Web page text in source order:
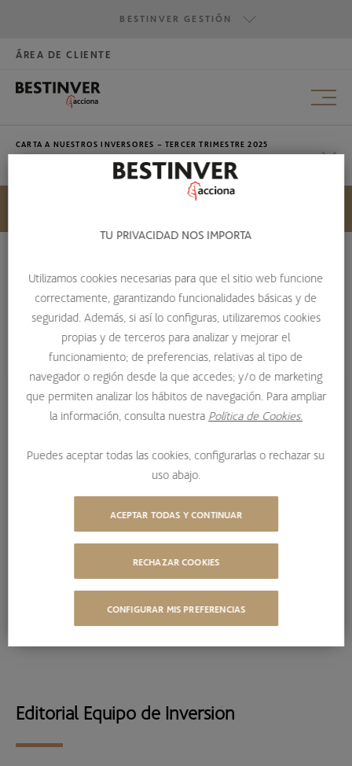
BESTINVER GESTIÓN
ÁREA DE CLIENTE
CARTA A NUESTROS INVERSORES – TERCER TRIMESTRE 2025
SEP·2025
CARTA A NUESTROS INVERSORES –
TERCER TRIMESTRE 2025
ESCUELA DE INVERSIÓN
Tercer trimestre 2025
Ya está disponible la Carta Trimestral donde nuestros
gestores explican con detalle la evolución de los
mercados a lo largo del tercer trimestre de 2025.
Editorial Equipo de Inversión
TU PRIVACIDAD NOS IMPORTA
Utilizamos cookies necesarias para que el sitio web funcione
correctamente, garantizando funcionalidades básicas y de
seguridad. Además, si así lo configuras, utilizaremos cookies
propias y de terceros para analizar y mejorar el
funcionamiento; de preferencias, relativas al tipo de
navegador o región desde la que accedes; y/o de marketing
que permiten analizar los hábitos de navegación. Para ampliar
la información, consulta nuestra Política de Cookies.
Puedes aceptar todas las cookies, configurarlas o rechazar su
uso abajo.
CONFIGURAR MIS PREFERENCIAS
RECHAZAR COOKIES
ACEPTAR TODAS Y CONTINUAR